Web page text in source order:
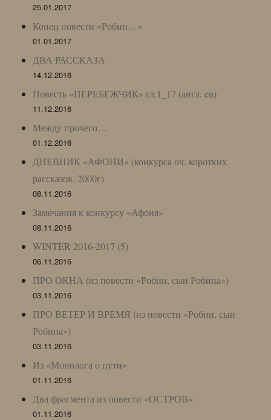
25.01.2017
Конец повести «Робин…»
01.01.2017
ДВА РАССКАЗА
14.12.2016
Повесть «ПЕРЕБЕЖЧИК» гл.1_17 (англ. en)
11.12.2016
Между прочего…
01.12.2016
ДНЕВНИК «АФОНИ» (конкурса оч. коротких
рассказов, 2000г)
08.11.2016
Замечания к конкурсу «Афоня»
08.11.2016
WINTER 2016-2017 (5)
06.11.2016
ПРО ОКНА (из повести «Робин, сын Робина»)
03.11.2016
ПРО ВЕТЕР И ВРЕМЯ (из повести «Робин, сын
Робина»)
03.11.2016
Из «Монолога о пути»
01.11.2016
Два фрагмента из повести «ОСТРОВ»
01.11.2016